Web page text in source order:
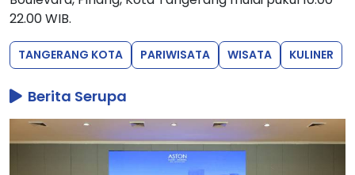
22.00 WIB.
TANGERANG KOTA PARIWISATA WISATA KULINER
Berita Serupa